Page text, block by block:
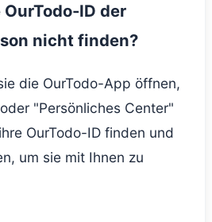
OurTodo-ID der
nicht finden?
die OurTodo-App öffnen,
"Persönliches Center"
OurTodo-ID finden und
um sie mit Ihnen zu